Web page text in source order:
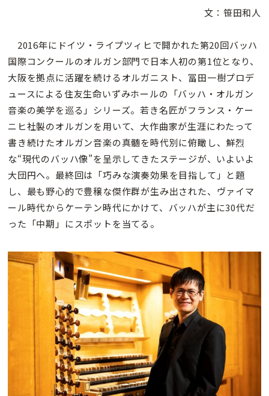
文：笹田和人
2016年にドイツ・ライプツィヒで開かれた第20回バッハ
国際コンクールのオルガン部門で日本人初の第1位となり、
大阪を拠点に活躍を続けるオルガニスト、冨田一樹プロデ
ュースによる住友生命いずみホールの「バッハ・オルガン
音楽の美学を巡る」シリーズ。若き名匠がフランス・ケー
ニヒ社製のオルガンを用いて、大作曲家が生涯にわたって
書き続けたオルガン音楽の真髄を時代別に俯瞰し、鮮烈
な“現代のバッハ像”を呈示してきたステージが、いよいよ
大団円へ。最終回は「巧みな演奏効果を目指して」と題
し、最も野心的で豊穣な傑作群が生み出された、ヴァイマ
ール時代からケーテン時代にかけて、バッハが主に30代だ
った「中期」にスポットを当てる。